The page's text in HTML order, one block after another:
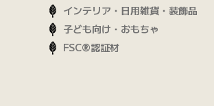
インテリア・日用雑貨・装飾品
子ども向け・おもちゃ
FSC®認証材